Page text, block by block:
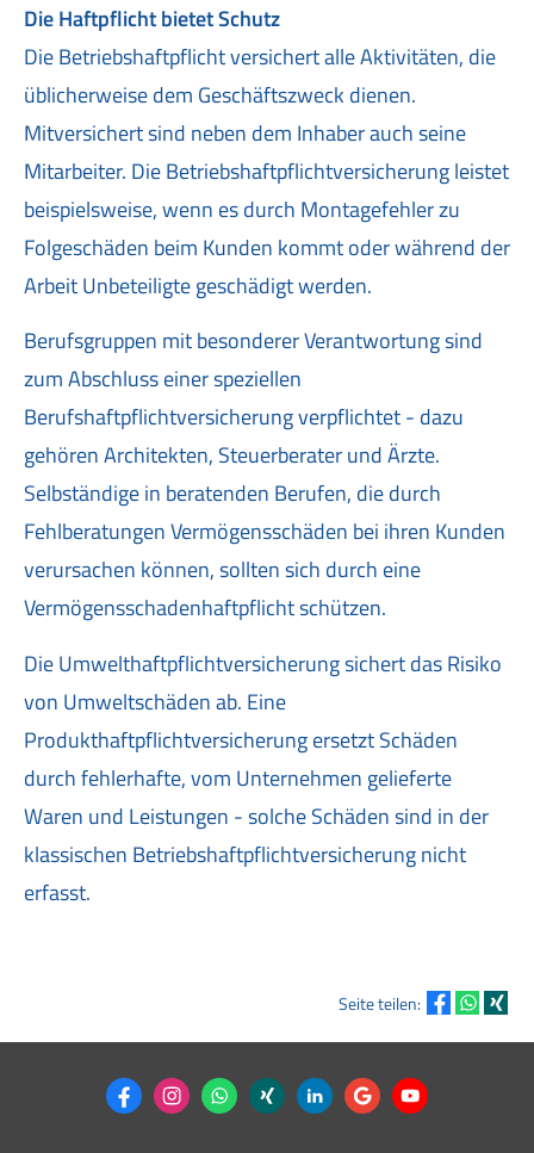
Die Haft­pflicht bietet Schutz
Die Betriebshaftpflicht versichert alle Aktivitäten, die
üblicherweise dem Geschäftszweck dienen.
Mitversichert sind neben dem Inhaber auch seine
Mitarbeiter. Die Betriebshaftpflichtversicherung leistet
beispielsweise, wenn es durch Montagefehler zu
Folgeschäden beim Kunden kommt oder während der
Arbeit Unbeteiligte geschädigt werden.
Berufsgruppen mit besonderer Verantwortung sind
zum Abschluss einer speziellen
Berufshaftpflichtversicherung verpflichtet - dazu
gehören Architekten, Steuerberater und Ärzte.
Selbständige in beratenden Berufen, die durch
Fehlberatungen Vermögensschäden bei ihren Kunden
verursachen können, sollten sich durch eine
Vermögensschadenhaftpflicht schützen.
Die Umwelthaftpflichtversicherung sichert das Risiko
von Umweltschäden ab. Eine
Produkthaftpflichtversicherung ersetzt Schäden
durch fehlerhafte, vom Unternehmen gelieferte
Waren und Leistungen - solche Schäden sind in der
klassischen Betriebshaftpflichtversicherung nicht
erfasst.
Seite teilen: